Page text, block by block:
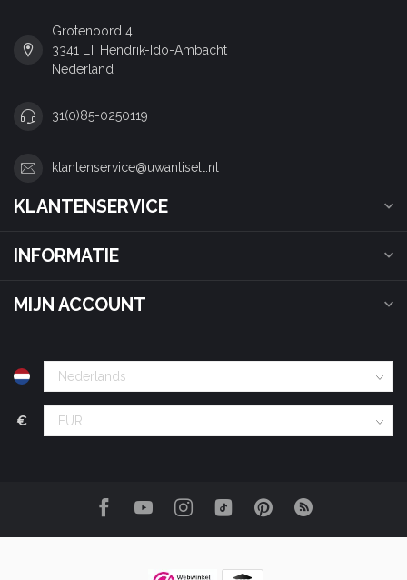
Grotenoord 4
3341 LT Hendrik-Ido-Ambacht
Nederland
31(0)85-0250119
klantenservice@uwantisell.nl
KLANTENSERVICE
INFORMATIE
MIJN ACCOUNT
€